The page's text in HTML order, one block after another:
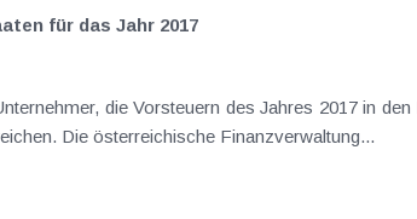
für das Jahr 2017
die Vorsteuern des Jahres 2017 in
Die österreichische Finanzverwaltung...